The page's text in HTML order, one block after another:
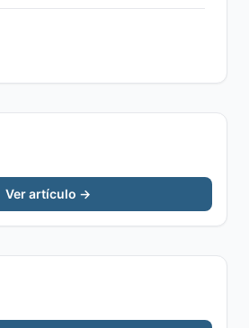
Ver artículo →